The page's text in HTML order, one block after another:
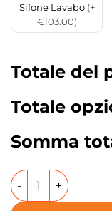
Sifone Lavabo (+
€103.00)
Totale del
Totale
Somma
Lavabo da